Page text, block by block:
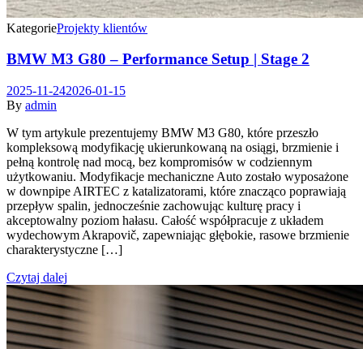
KategorieProjekty klientów
BMW M3 G80 – Performance Setup | Stage 2
2025-11-242026-01-15
By admin
W tym artykule prezentujemy BMW M3 G80, które przeszło
kompleksową modyfikację ukierunkowaną na osiągi, brzmienie i
pełną kontrolę nad mocą, bez kompromisów w codziennym
użytkowaniu. Modyfikacje mechaniczne Auto zostało wyposażone
w downpipe AIRTEC z katalizatorami, które znacząco poprawiają
przepływ spalin, jednocześnie zachowując kulturę pracy i
akceptowalny poziom hałasu. Całość współpracuje z układem
wydechowym Akrapovič, zapewniając głębokie, rasowe brzmienie
charakterystyczne […]
Czytaj dalej